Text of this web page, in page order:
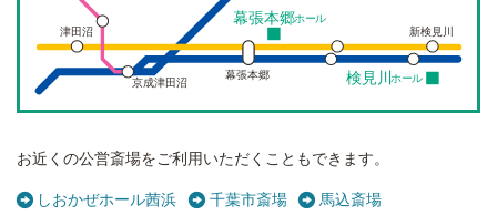
幕張本郷ホール
検見川ホール
幕張本郷
京成津田沼
津田沼 新検見川
お近くの公営斎場をご利用いただくこともできます。
しおかぜホール茜浜 千葉市斎場
馬込斎場